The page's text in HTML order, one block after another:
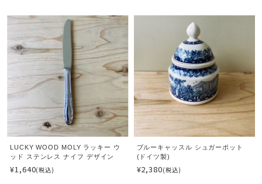
LUCKY WOOD MOLY ラッキー ウ
ッド ステンレス ナイフ デザイン
¥1,640(税込)
ブルーキャッスル シュガーポット
(ドイツ製)
¥2,380(税込)